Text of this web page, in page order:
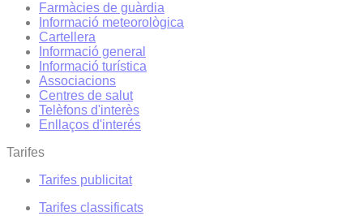
Farmàcies de guàrdia
Informació meteorològica
Cartellera
Informació general
Informació turística
Associacions
Centres de salut
Telèfons d'interès
Enllaços d'interés
Tarifes
Tarifes publicitat
Tarifes classificats